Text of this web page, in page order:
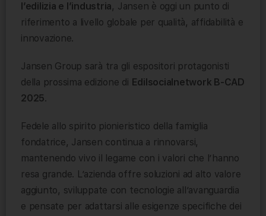
l’edilizia e l’industria, Jansen è oggi un punto di
riferimento a livello globale per qualità, affidabilità e
innovazione.
Jansen Group sarà tra gli espositori protagonisti
della prossima edizione di Edilsocialnetwork B-CAD
2025.
Fedele allo spirito pionieristico della famiglia
fondatrice, Jansen continua a rinnovarsi,
mantenendo vivo il legame con i valori che l’hanno
resa grande. L’azienda offre soluzioni ad alto valore
aggiunto, sviluppate con tecnologie all’avanguardia
e pensate per adattarsi alle esigenze specifiche dei